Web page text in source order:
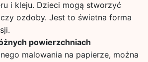
i kleju. Dzieci mogą stworzyć
ozdoby. Jest to świetna forma
powierzchniach
malowania na papierze, można